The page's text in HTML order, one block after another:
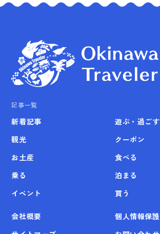
記事一覧
新着記事
観光
お土産
乗る
イベント
遊ぶ・過ごす
クーポン
食べる
泊まる
買う
会社概要
個人情報保護